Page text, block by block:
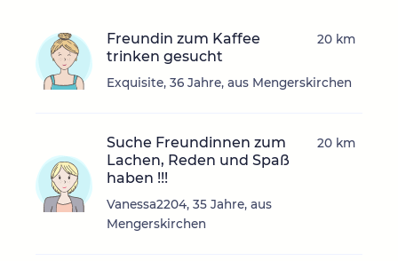
Freundin zum Kaffee
trinken gesucht
Exquisite, 36 Jahre, aus Mengerskirchen
20 km
Suche Freundinnen zum
Lachen, Reden und Spaß
haben !!!
Vanessa2204, 35 Jahre, aus
Mengerskirchen
20 km